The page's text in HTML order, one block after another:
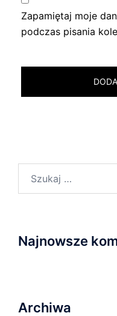
Zapamiętaj moje
podczas pisania
Najnowsze
Archiwa